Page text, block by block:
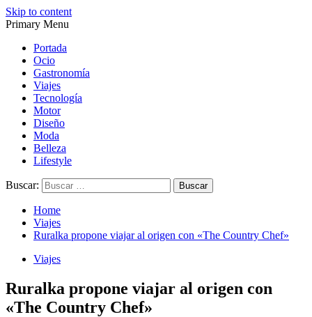
Skip to content
diseño…
diseño…
Primary Menu
Portada
Ocio
Gastronomía
Viajes
Tecnología
Motor
Diseño
Moda
Belleza
Lifestyle
Buscar:
Home
Viajes
Ruralka propone viajar al origen con «The Country Chef»
Viajes
Ruralka propone viajar al origen con
«The Country Chef»